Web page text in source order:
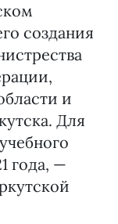
создания
и
Для
года, —